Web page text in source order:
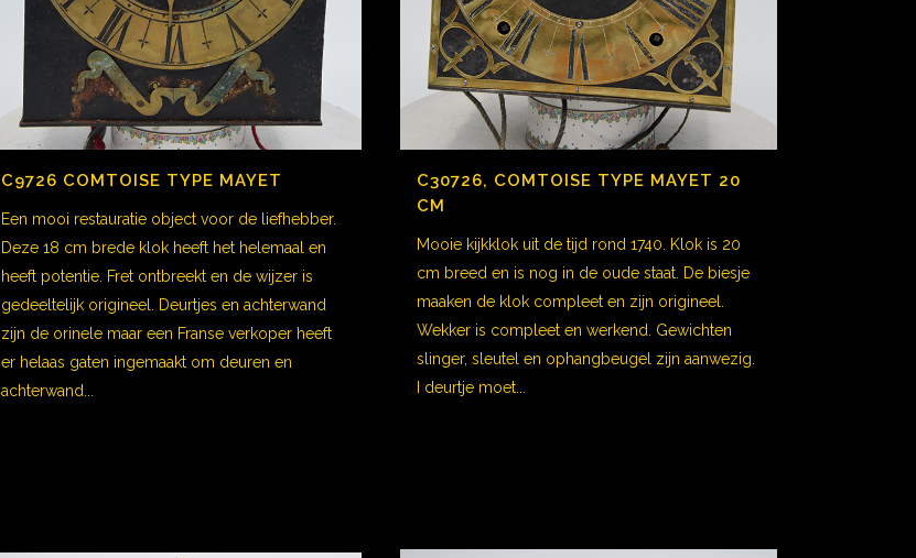
C9726 COMTOISE TYPE MAYET
Een mooi restauratie object voor de liefhebber.
Deze 18 cm brede klok heeft het helemaal en
heeft potentie. Fret ontbreekt en de wijzer is
gedeeltelijk origineel. Deurtjes en achterwand
zijn de orinele maar een Franse verkoper heeft
er helaas gaten ingemaakt om deuren en
achterwand...
C30726, COMTOISE TYPE MAYET 20
CM
Mooie kijkklok uit de tijd rond 1740. Klok is 20
cm breed en is nog in de oude staat. De biesje
maaken de klok compleet en zijn origineel.
Wekker is compleet en werkend. Gewichten
slinger, sleutel en ophangbeugel zijn aanwezig.
I deurtje moet...